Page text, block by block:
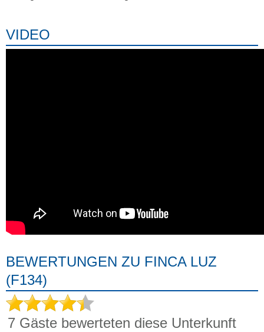
VIDEO
BEWERTUNGEN ZU FINCA LUZ
(F134)
7 Gäste bewerteten diese Unterkunft